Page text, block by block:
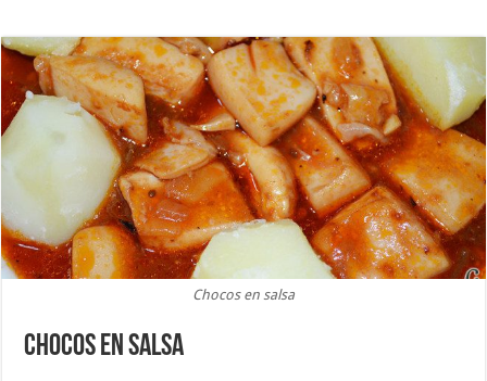
Chocos en salsa
Chocos en salsa